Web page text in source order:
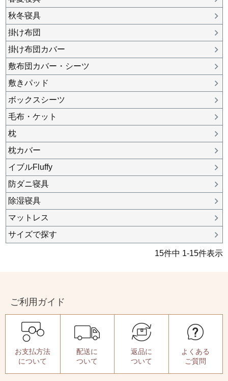
秋冬寝具
掛け布団
掛け布団カバー
敷布団カバー・シーツ
敷きパッド
ボックスシーツ
毛布・ケット
枕
枕カバー
イブルFluffy
防ダニ寝具
除湿寝具
マットレス
サイズで探す
15件中 1-15件表示
ご利用ガイド
お支払方法
について
配送に
ついて
返品に
ついて
よくある
ご質問